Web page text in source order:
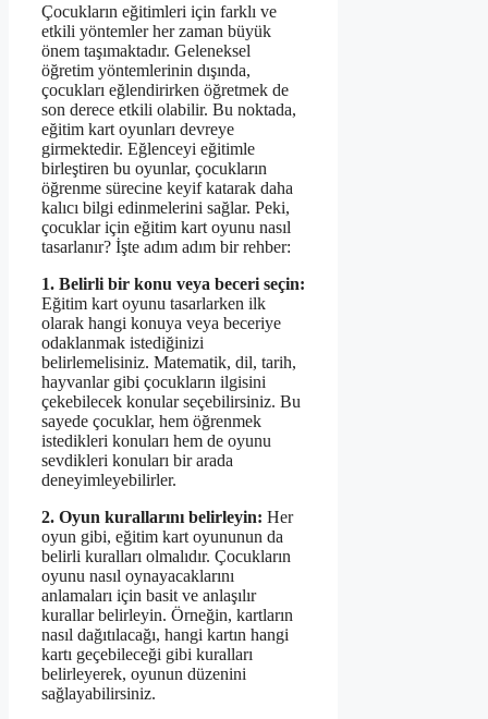
Çocukların eğitimleri için farklı ve
etkili yöntemler her zaman büyük
önem taşımaktadır. Geleneksel
öğretim yöntemlerinin dışında,
çocukları eğlendirirken öğretmek de
son derece etkili olabilir. Bu noktada,
eğitim kart oyunları devreye
girmektedir. Eğlenceyi eğitimle
birleştiren bu oyunlar, çocukların
öğrenme sürecine keyif katarak daha
kalıcı bilgi edinmelerini sağlar. Peki,
çocuklar için eğitim kart oyunu nasıl
tasarlanır? İşte adım adım bir rehber:
1. Belirli bir konu veya beceri seçin:
Eğitim kart oyunu tasarlarken ilk
olarak hangi konuya veya beceriye
odaklanmak istediğinizi
belirlemelisiniz. Matematik, dil, tarih,
hayvanlar gibi çocukların ilgisini
çekebilecek konular seçebilirsiniz. Bu
sayede çocuklar, hem öğrenmek
istedikleri konuları hem de oyunu
sevdikleri konuları bir arada
deneyimleyebilirler.
2. Oyun kurallarını belirleyin: Her
oyun gibi, eğitim kart oyununun da
belirli kuralları olmalıdır. Çocukların
oyunu nasıl oynayacaklarını
anlamaları için basit ve anlaşılır
kurallar belirleyin. Örneğin, kartların
nasıl dağıtılacağı, hangi kartın hangi
kartı geçebileceği gibi kuralları
belirleyerek, oyunun düzenini
sağlayabilirsiniz.